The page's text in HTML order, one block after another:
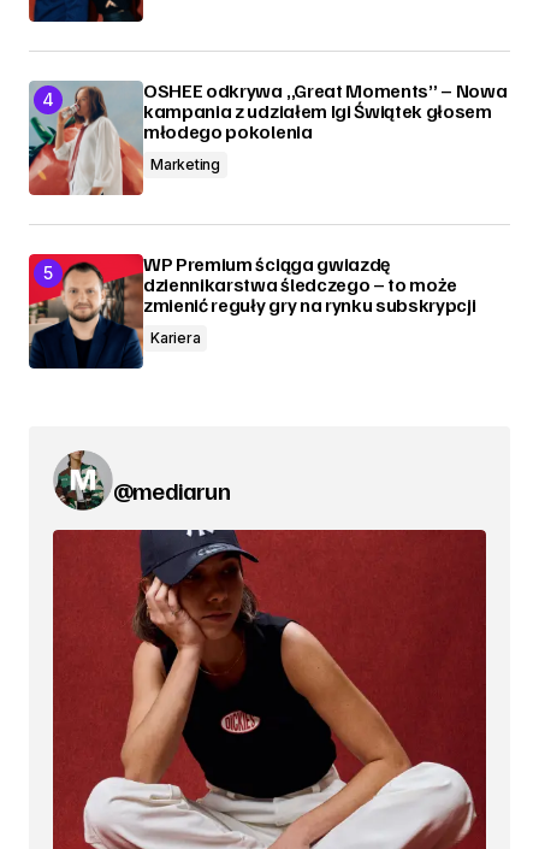
OSHEE odkrywa „Great Moments” – Nowa
kampania z udziałem Igi Świątek głosem
młodego pokolenia
Marketing
WP Premium ściąga gwiazdę
dziennikarstwa śledczego – to może
zmienić reguły gry na rynku subskrypcji
Kariera
@mediarun